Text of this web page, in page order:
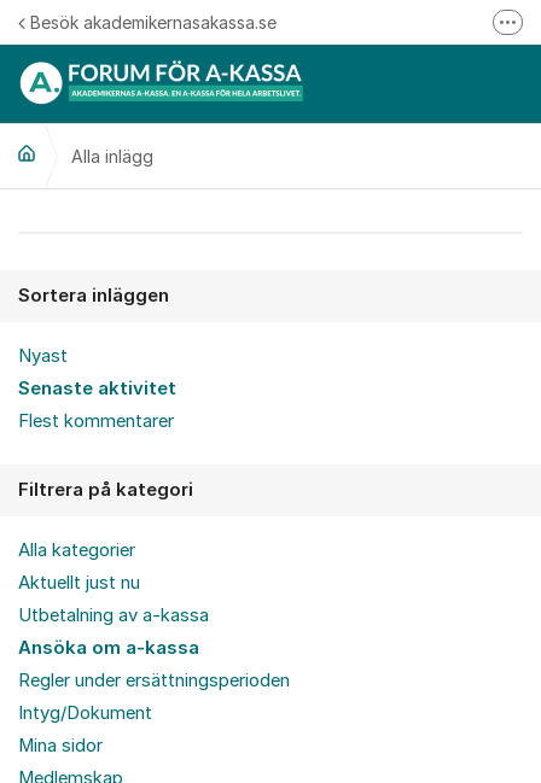
Hoppa till innehåll
Besök akademikernasakassa.se
Alla inlägg
Sortera inläggen
Nyast
Senaste aktivitet
Flest kommentarer
Filtrera på kategori
Alla kategorier
Aktuellt just nu
Utbetalning av a-kassa
Ansöka om a-kassa
Regler under ersättningsperioden
Intyg/Dokument
Mina sidor
Medlemskap